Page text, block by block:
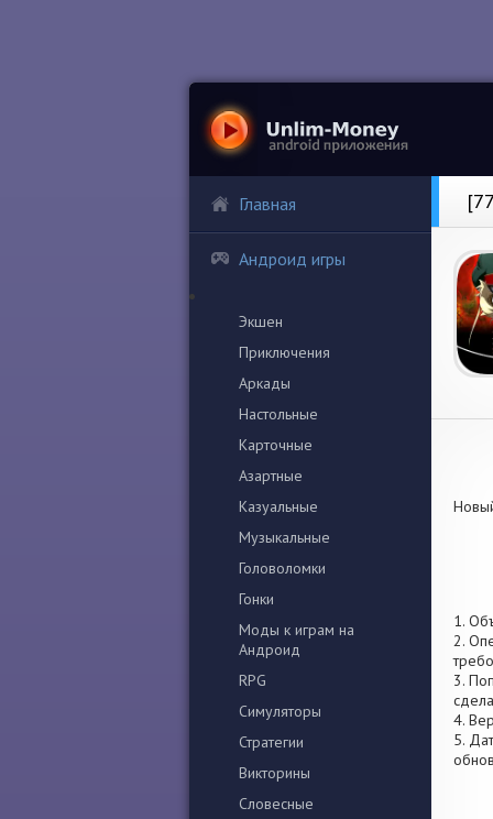
Главная
Андроид игры
Экшен
Приключения
Аркады
Настольные
Карточные
Азартные
Казуальные
Музыкальные
Головоломки
Гонки
Моды к играм на
Андроид
RPG
Симуляторы
Стратегии
Викторины
Словесные
1.
2.
3.
4.
5.